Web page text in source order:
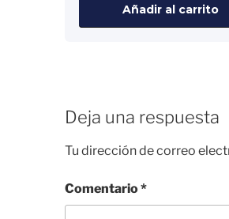
Añadir al carrito
Deja una respuesta
Tu dirección de correo
Comentario*